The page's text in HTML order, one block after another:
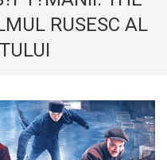
RUSESC AL